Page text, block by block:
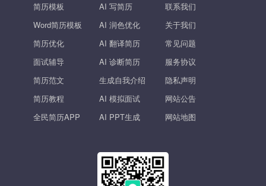
简历模板
Word简历模板
简历优化
面试辅导
简历范文
简历教程
全民简历APP
AI 写简历
AI 润色优化
AI 翻译简历
AI 诊断简历
生成自我介绍
AI 模拟面试
AI PPT生成
联系我们
关于我们
常见问题
服务协议
隐私声明
网站公告
网站地图